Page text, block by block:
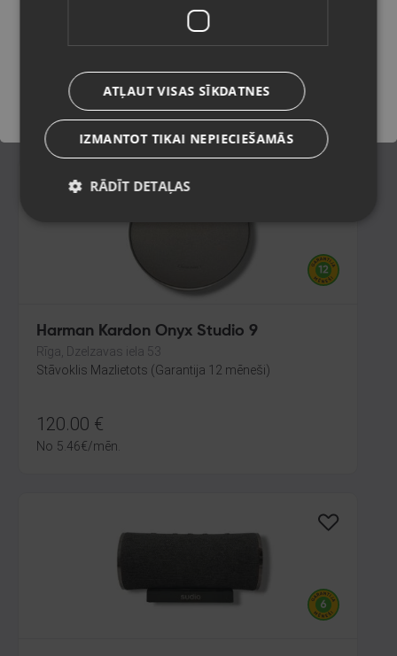
Stāvoklis Ilgstoši lietots (Garantija 14 dienas)
55.00
2.50€/mēn.
Harman Kardon Onyx Studio 9
Rīga, Dzelzavas iela 53
Stāvoklis Mazlietots (Garantija 12 mēneši)
120.00 €
No 5.46€/mēn.
Saglabāt
ATĻAUT VISAS SĪKDATNES
IZMANTOT TIKAI NEPIECIEŠAMĀS
RĀDĪT DETAĻAS